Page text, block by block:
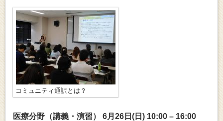
コミュニティ通訳とは？
医療分野（講義・演習） 6月26日(日) 10:00 – 16:00